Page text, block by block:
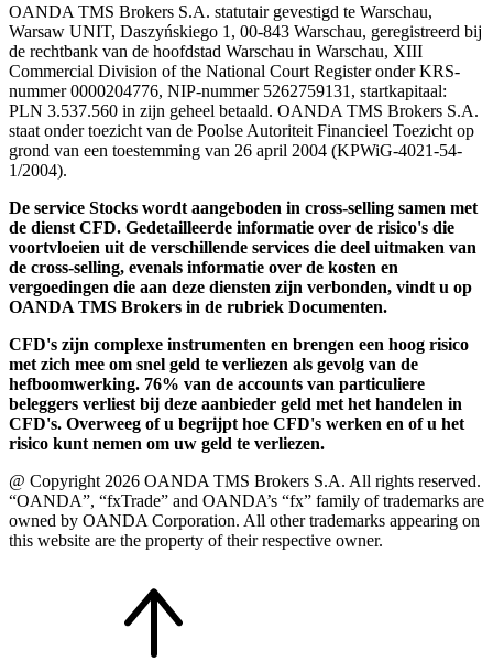
OANDA TMS Brokers S.A. statutair gevestigd te Warschau,
Warsaw UNIT, Daszyńskiego 1, 00-843 Warschau, geregistreerd bij
de rechtbank van de hoofdstad Warschau in Warschau, XIII
Commercial Division of the National Court Register onder KRS-
nummer 0000204776, NIP-nummer 5262759131, startkapitaal:
PLN 3.537.560 in zijn geheel betaald. OANDA TMS Brokers S.A.
staat onder toezicht van de Poolse Autoriteit Financieel Toezicht op
grond van een toestemming van 26 april 2004 (KPWiG-4021-54-
1/2004).
De service Stocks wordt aangeboden in cross-selling samen met
de dienst CFD. Gedetailleerde informatie over de risico's die
voortvloeien uit de verschillende services die deel uitmaken van
de cross-selling, evenals informatie over de kosten en
vergoedingen die aan deze diensten zijn verbonden, vindt u op
OANDA TMS Brokers in de rubriek Documenten.
CFD's zijn complexe instrumenten en brengen een hoog risico
met zich mee om snel geld te verliezen als gevolg van de
hefboomwerking. 76% van de accounts van particuliere
beleggers verliest bij deze aanbieder geld met het handelen in
CFD's. Overweeg of u begrijpt hoe CFD's werken en of u het
risico kunt nemen om uw geld te verliezen.
@ Copyright 2026 OANDA TMS Brokers S.A. All rights reserved.
“OANDA”, “fxTrade” and OANDA’s “fx” family of trademarks are
owned by OANDA Corporation. All other trademarks appearing on
this website are the property of their respective owner.